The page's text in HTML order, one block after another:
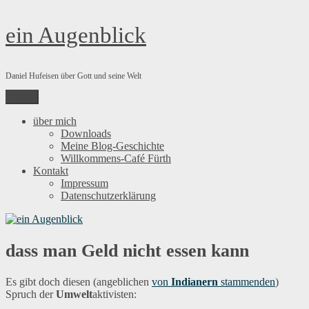
Zum
Inhalt
ein Augenblick
Daniel Hufeisen über Gott und seine Welt
über mich
Downloads
Meine Blog-Geschichte
Willkommens-Café Fürth
Kontakt
Impressum
Datenschutzerklärung
dass man Geld nicht essen kann
Es gibt doch diesen (angeblichen von Indianern stammenden)
Spruch derUmweltaktivisten: